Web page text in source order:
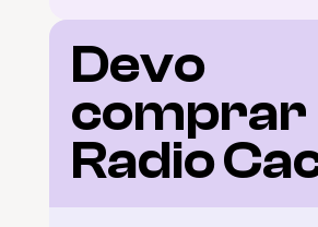
Devo
comprar
Radio